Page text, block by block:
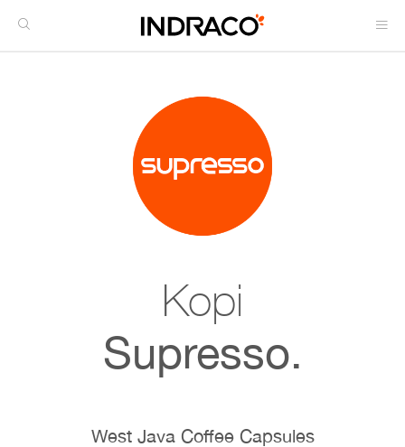
Kopi
Supresso.
West Java Coffee Capsules